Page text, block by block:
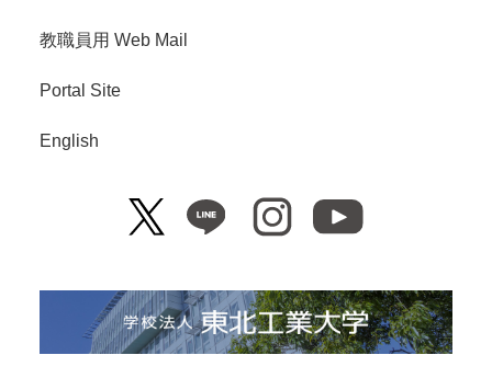
教職員用 Web Mail
Portal Site
English